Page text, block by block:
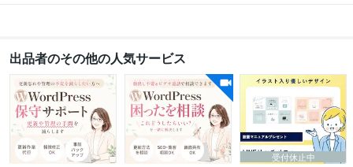
出品者のその他の人気サービス
受付休止中